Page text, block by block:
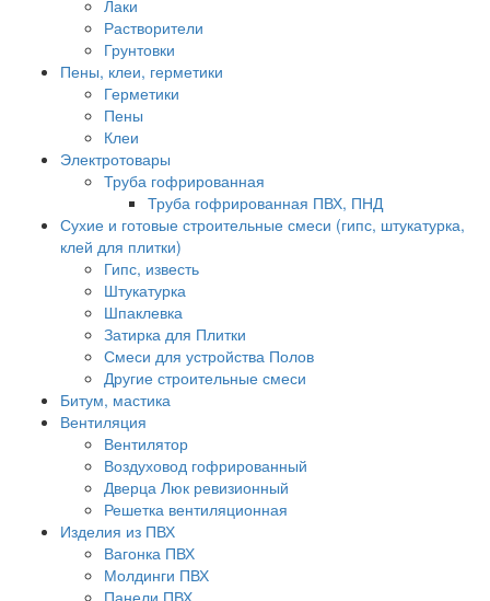
Лаки
Растворители
Грунтовки
Пены, клеи, герметики
Герметики
Пены
Клеи
Электротовары
Труба гофрированная
Труба гофрированная ПВХ, ПНД
Сухие и готовые строительные смеси (гипс, штукатурка,
клей для плитки)
Гипс, известь
Штукатурка
Шпаклевка
Затирка для Плитки
Смеси для устройства Полов
Другие строительные смеси
Битум, мастика
Вентиляция
Вентилятор
Воздуховод гофрированный
Дверца Люк ревизионный
Решетка вентиляционная
Изделия из ПВХ
Вагонка ПВХ
Молдинги ПВХ
Панели ПВХ